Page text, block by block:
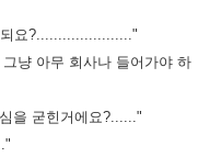
요?......................"
냥 아무 회사나 들어가야 하
을 굳힌거에요?......"